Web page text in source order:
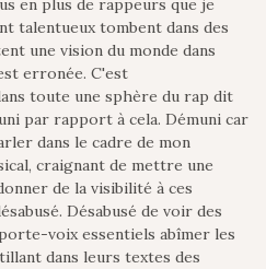
en plus de rappeurs que je
talentueux tombent dans des
une vision du monde dans
erronée. C'est
toute une sphère du rap dit
par rapport à cela. Démuni car
dans le cadre de mon
craignant de mettre une
de la visibilité à ces
Désabusé de voir des
voix essentiels abîmer les
dans leurs textes des